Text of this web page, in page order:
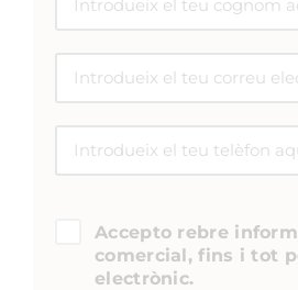
Accepto rebre
comercial, fins i tot
electrònic.